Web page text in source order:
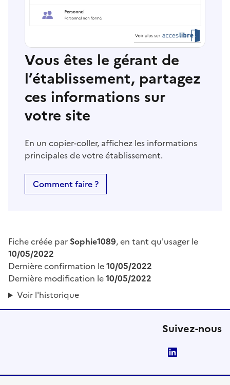
Vous êtes le gérant de
l’établissement, partagez
ces informations sur
votre site
En un copier-coller, affichez les informations
principales de votre établissement.
Comment faire ?
Fiche créée par Sophie1089, en tant qu'usager le
10/05/2022
Dernière confirmation le10/05/2022
Dernière modification le10/05/2022
Voir l'historique
Suivez-nous